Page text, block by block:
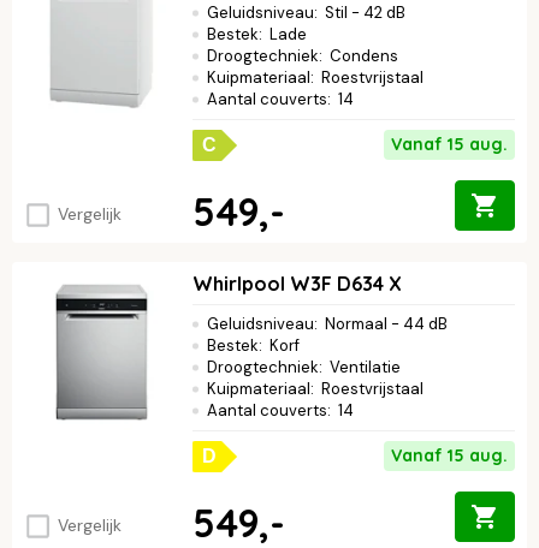
Vergelijk
Geluidsniveau: Stil - 42 dB
Bestek: Lade
Droogtechniek: Condens
Kuipmateriaal: Roestvrijstaal
Aantal couverts: 14
C Vanaf 15 aug.
549,-
Vergelijk
Whirlpool W3F D634 X
Geluidsniveau: Normaal - 44 dB
Bestek: Korf
Droogtechniek: Ventilatie
Kuipmateriaal: Roestvrijstaal
Aantal couverts: 14
D Vanaf 15 aug.
549,-